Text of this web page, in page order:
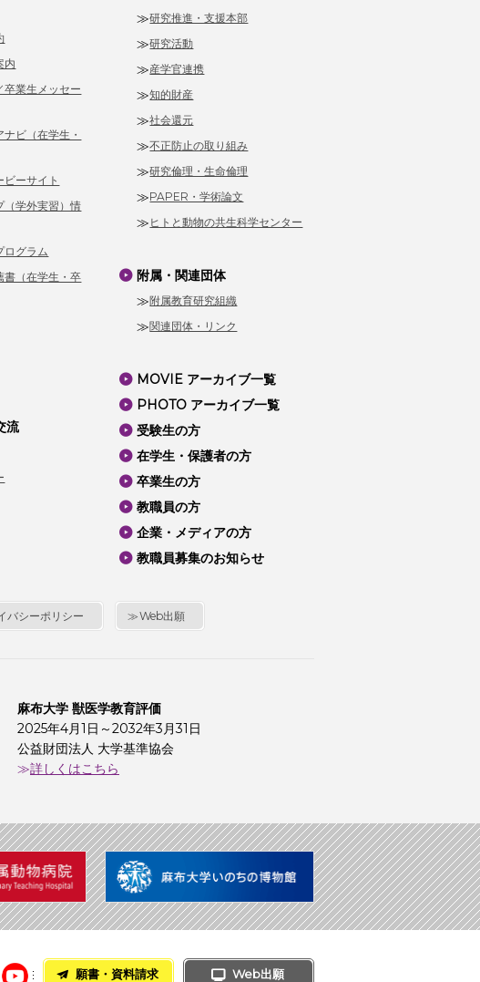
内
卒業生メッセー
ビ（在学生・
ビーサイト
（学外実習）情
ログラム
書（在学生・卒
流
研究推進・支援本部
研究活動
産学官連携
知的財産
社会還元
不正防止の取り組み
研究倫理・生命倫理
PAPER・学術論文
ヒトと動物の共生科学センター
附属・関連団体
附属教育研究組織
関連団体・リンク
MOVIE アーカイブ一覧
PHOTO アーカイブ一覧
受験生の方
在学生・保護者の方
卒業生の方
教職員の方
企業・メディアの方
教職員募集のお知らせ
バシーポリシー Web出願
麻布大学 獣医学教育評価
2025年4月1日～2032年3月31日
公益財団法人 大学基準協会
詳しくはこちら
願書・資料請求 Web出願